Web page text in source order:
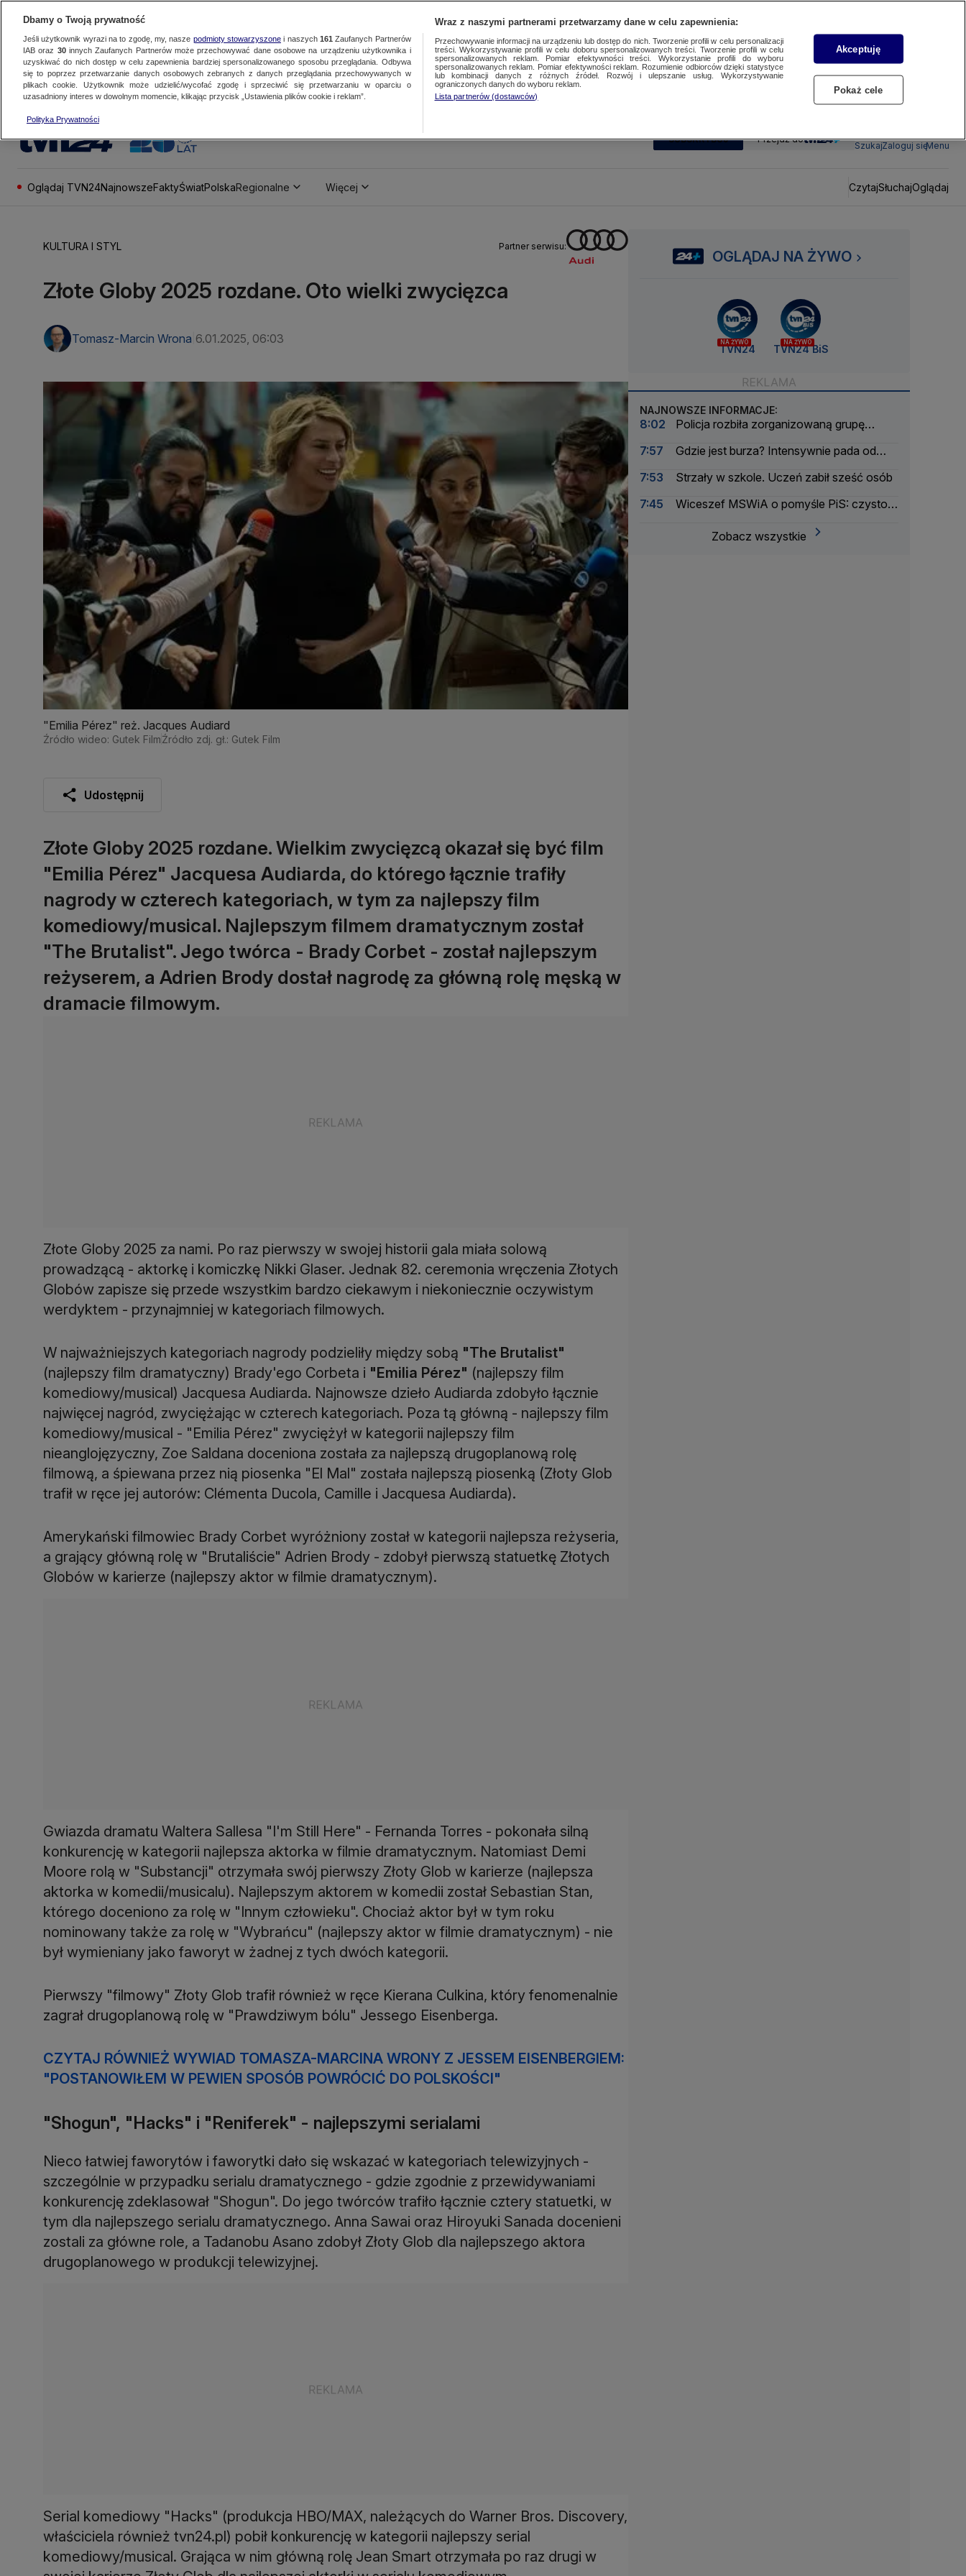
SUBSKRYBUJ Przejdź do
SzukajZaloguj sięMenu
Oglądaj TVN24NajnowszeFaktyŚwiatPolskaRegionalne Więcej CzytajSłuchajOglądaj
KULTURA I STYL Partner serwisu:
Złote Globy 2025 rozdane. Oto wielki zwycięzca
Tomasz-Marcin Wrona 6.01.2025, 06:03
"Emilia Pérez" reż. Jacques Audiard
Źródło wideo: Gutek FilmŹródło zdj. gł.: Gutek Film
Udostępnij
Złote Globy 2025 rozdane. Wielkim zwycięzcą okazał się być film
"Emilia Pérez" Jacquesa Audiarda, do którego łącznie trafiły
nagrody w czterech kategoriach, w tym za najlepszy film
komediowy/musical. Najlepszym filmem dramatycznym został
"The Brutalist". Jego twórca - Brady Corbet - został najlepszym
reżyserem, a Adrien Brody dostał nagrodę za główną rolę męską w
dramacie filmowym.
Złote Globy 2025 za nami. Po raz pierwszy w swojej historii gala miała solową
prowadzącą - aktorkę i komiczkę Nikki Glaser. Jednak 82. ceremonia wręczenia Złotych
Globów zapisze się przede wszystkim bardzo ciekawym i niekoniecznie oczywistym
werdyktem - przynajmniej w kategoriach filmowych.
W najważniejszych kategoriach nagrody podzieliły między sobą "The Brutalist"
(najlepszy film dramatyczny) Brady'ego Corbeta i "Emilia Pérez" (najlepszy film
komediowy/musical) Jacquesa Audiarda. Najnowsze dzieło Audiarda zdobyło łącznie
najwięcej nagród, zwyciężając w czterech kategoriach. Poza tą główną - najlepszy film
komediowy/musical - "Emilia Pérez" zwyciężył w kategorii najlepszy film
nieanglojęzyczny, Zoe Saldana doceniona została za najlepszą drugoplanową rolę
filmową, a śpiewana przez nią piosenka "El Mal" została najlepszą piosenką (Złoty Glob
trafił w ręce jej autorów: Clémenta Ducola, Camille i Jacquesa Audiarda).
Amerykański filmowiec Brady Corbet wyróżniony został w kategorii najlepsza reżyseria,
a grający główną rolę w "Brutaliście" Adrien Brody - zdobył pierwszą statuetkę Złotych
Globów w karierze (najlepszy aktor w filmie dramatycznym).
Gwiazda dramatu Waltera Sallesa "I'm Still Here" - Fernanda Torres - pokonała silną
konkurencję w kategorii najlepsza aktorka w filmie dramatycznym. Natomiast Demi
Moore rolą w "Substancji" otrzymała swój pierwszy Złoty Glob w karierze (najlepsza
aktorka w komedii/musicalu). Najlepszym aktorem w komedii został Sebastian Stan,
którego doceniono za rolę w "Innym człowieku". Chociaż aktor był w tym roku
nominowany także za rolę w "Wybrańcu" (najlepszy aktor w filmie dramatycznym) - nie
był wymieniany jako faworyt w żadnej z tych dwóch kategorii.
Pierwszy "filmowy" Złoty Glob trafił również w ręce Kierana Culkina, który fenomenalnie
zagrał drugoplanową rolę w "Prawdziwym bólu" Jessego Eisenberga.
CZYTAJ RÓWNIEŻ WYWIAD TOMASZA-MARCINA WRONY Z JESSEM EISENBERGIEM:
"POSTANOWIŁEM W PEWIEN SPOSÓB POWRÓCIĆ DO POLSKOŚCI"
"Shogun", "Hacks" i "Reniferek" - najlepszymi serialami
Nieco łatwiej faworytów i faworytki dało się wskazać w kategoriach telewizyjnych -
szczególnie w przypadku serialu dramatycznego - gdzie zgodnie z przewidywaniami
konkurencję zdeklasował "Shogun". Do jego twórców trafiło łącznie cztery statuetki, w
tym dla najlepszego serialu dramatycznego. Anna Sawai oraz Hiroyuki Sanada docenieni
zostali za główne role, a Tadanobu Asano zdobył Złoty Glob dla najlepszego aktora
drugoplanowego w produkcji telewizyjnej.
Serial komediowy "Hacks" (produkcja HBO/MAX, należących do Warner Bros. Discovery,
właściciela również tvn24.pl) pobił konkurencję w kategorii najlepszy serial
komediowy/musical. Grająca w nim główną rolę Jean Smart otrzymała po raz drugi w
OGLĄDAJ NA ŻYWO
NA ŻYWO
TVN24
NA ŻYWO
TVN24 BiS
NAJNOWSZE INFORMACJE:
8:02
Policja rozbiła zorganizowaną grupę
7:57
Gdzie jest burza? Intensywnie pada od
7:53
Strzały w szkole. Uczeń zabił sześć osób
7:45
Wiceszef MSWiA o pomyśle PiS: czysto
Zobacz wszystkie
Dbamy o Twoją prywatność
Jeśli użytkownik wyrazi na to zgodę, my, nasze podmioty stowarzyszonei naszych 161 Zaufanych Partnerów
IAB oraz 30innych Zaufanych Partnerów może przechowywać dane osobowe na urządzeniu użytkownika i
uzyskiwać do nich dostęp w celu zapewnienia bardziej spersonalizowanego sposobu przeglądania. Odbywa
się to poprzez przetwarzanie danych osobowych zebranych z danych przeglądania przechowywanych w
plikach cookie. Użytkownik może udzielić/wycofać zgodę i sprzeciwić się przetwarzaniu w oparciu o
uzasadniony interes w dowolnym momencie, klikając przycisk „Ustawienia plików cookie i reklam”.
Polityka Prywatności
Wraz z naszymi partnerami przetwarzamy dane w celu zapewnienia:
Przechowywanie informacji na urządzeniu lub dostęp do nich. Tworzenie profili w celu personalizacji
treści. Wykorzystywanie profili w celu doboru spersonalizowanych treści. Tworzenie profili w celu
spersonalizowanych reklam. Pomiar efektywności treści. Wykorzystanie profili do wyboru
spersonalizowanych reklam. Pomiar efektywności reklam. Rozumienie odbiorców dzięki statystyce
lub kombinacji danych z różnych źródeł. Rozwój i ulepszanie usług. Wykorzystywanie
ograniczonych danych do wyboru reklam.
Lista partnerów (dostawców)
Akceptuję
Pokaż cele